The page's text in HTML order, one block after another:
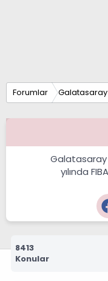
Forumlar
Galatasaray
yılında
8413
Konular